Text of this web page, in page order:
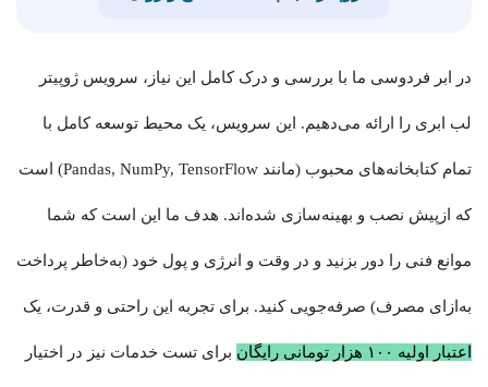
در ابر فردوسی ما با بررسی و درک کامل این نیاز، سرویس ژوپیتر
لب ابری را ارائه می‌دهیم. این سرویس، یک محیط توسعه کامل با
تمام کتابخانه‌های محبوب (مانند Pandas, NumPy, TensorFlow) است
که ازپیش نصب و بهینه‌سازی شده‌اند. هدف ما این است که شما
موانع فنی را دور بزنید و در وقت و انرژی و پول خود (به‌خاطر پرداخت
به‌ازای مصرف) صرفه‌جویی کنید. برای تجربه این راحتی و قدرت، یک
اعتبار اولیه ۱۰۰ هزار تومانی رایگان برای تست خدمات نیز در اختیار